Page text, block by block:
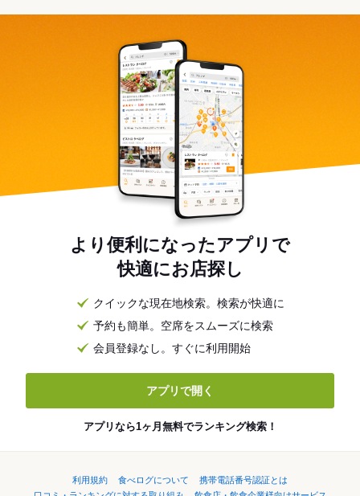
より便利になったアプリで
快適にお店探し
クイックな現在地検索。検索が快適に
予約も簡単。空席をスムーズに検索
会員登録なし。すぐに利用開始
アプリで開く
アプリなら1ヶ月無料でランキング検索！
利用規約 食べログについて
携帯電話番号認証とは